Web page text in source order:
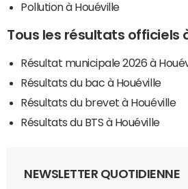
Pollution à Houéville
Tous les résultats officiels
Résultat municipale 2026 à
Résultats du bac à Houéville
Résultats du brevet à Houéville
Résultats du BTS à Houéville
NEWSLETTER QUOTIDIENNE